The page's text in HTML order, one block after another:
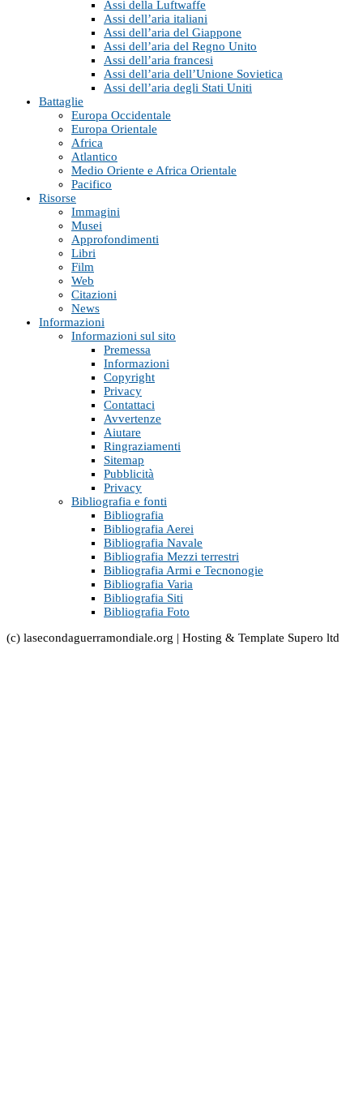
Assi della Luftwaffe
Assi dell’aria italiani
Assi dell’aria del Giappone
Assi dell’aria del Regno Unito
Assi dell’aria francesi
Assi dell’aria dell’Unione Sovietica
Assi dell’aria degli Stati Uniti
Battaglie
Europa Occidentale
Europa Orientale
Africa
Atlantico
Medio Oriente e Africa Orientale
Pacifico
Risorse
Immagini
Musei
Approfondimenti
Libri
Film
Web
Citazioni
News
Informazioni
Informazioni sul sito
Premessa
Informazioni
Copyright
Privacy
Contattaci
Avvertenze
Aiutare
Ringraziamenti
Sitemap
Pubblicità
Privacy
Bibliografia e fonti
Bibliografia
Bibliografia Aerei
Bibliografia Navale
Bibliografia Mezzi terrestri
Bibliografia Armi e Tecnonogie
Bibliografia Varia
Bibliografia Siti
Bibliografia Foto
(c) lasecondaguerramondiale.org | Hosting & Template Supero ltd